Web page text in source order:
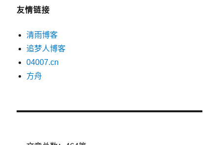
友情链接
清雨博客
追梦人博客
04007.cn
方舟